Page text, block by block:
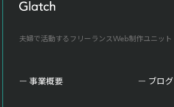
夫婦で活動するフリーランスWeb制作ユニット
事業概要 ブログ